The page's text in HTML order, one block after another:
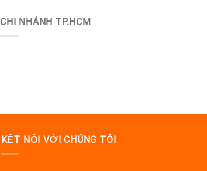
CHI NHÁNH TP.HCM
KẾT NỐI VỚI CHÚNG TÔI